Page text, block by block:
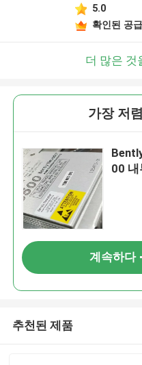
5.0
확인된 공
더 많은 것
가장 저
00 내
계속하다
추천된 제품